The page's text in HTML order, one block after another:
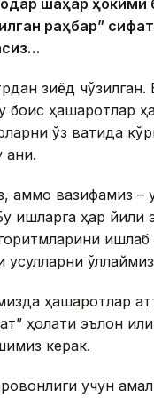
раҳбар”
зиёд чўзилган.
боис ҳашаротлар
ўз вақтида
аммо вазифамиз –
ишларга ҳар йили
ишлаб
ҳашаротлар
ҳолати эълон
керак.
учун